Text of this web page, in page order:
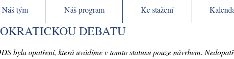
Náš tým Náš program Ke stažení
DEBATU
byla opatření, která uvádíme v tomto statusu pouze návrhem.